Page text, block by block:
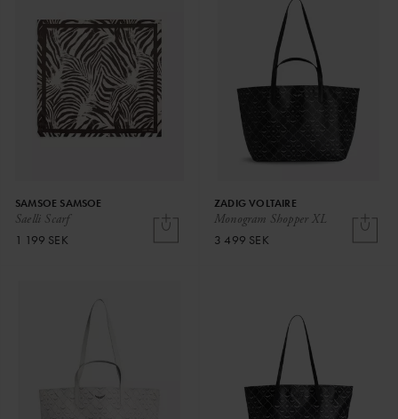
Saelli Scarf
SAMSOE SAMSOE
1 199 SEK
Monogram Shopper XL
ZADIG VOLTAIRE
3 499 SEK